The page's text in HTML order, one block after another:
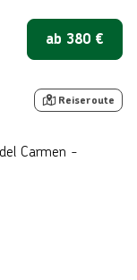
ab 380 €
Reiseroute
Carmen -